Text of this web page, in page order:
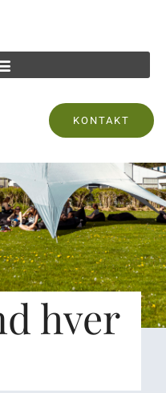
KONTAKT
hver